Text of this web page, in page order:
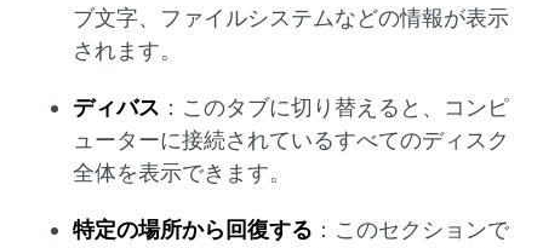
ブ文字、ファイルシステムなどの情報が表示
されます。
ディバス ：このタブに切り替えると、コンピ
ューターに接続されているすべてのディスク
全体を表示できます。
特定の場所から回復する ：このセクションで